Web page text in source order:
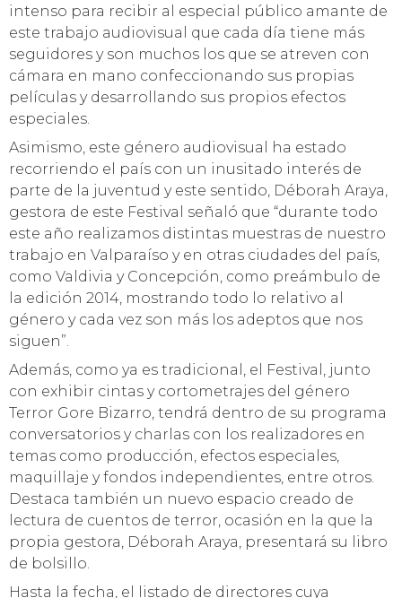
5° VERSIÓN DEL FESTIVAL DE CINE FREAK TERROR
TRAE A JORGE OLGUIN PRESENTANDO UN
ADELANTO DE SU ÚLTIMO TRABAJO
Este sábado 27 de diciembre se desarrollará la
quinta versión del festival de cine más bizarro del
país, que reúne a exponentes de todo el mundo en
torno al género freak-terror-gore y que tendrá la
presencia del cineasta nacional Jorge Olguín
presentando un adelanto de su último trabajo.
Desde las 13 horas las dependencias del Parque
Cultural de Valparaíso se teñirán de un rojo
intenso para recibir al especial público amante de
este trabajo audiovisual que cada día tiene más
seguidores y son muchos los que se atreven con
cámara en mano confeccionando sus propias
películas y desarrollando sus propios efectos
especiales.
Asimismo, este género audiovisual ha estado
recorriendo el país con un inusitado interés de
parte de la juventud y este sentido, Déborah Araya,